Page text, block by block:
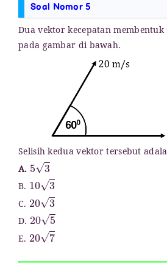
Soal Nomor 5
Dua vektor kecepatan
pada gambar di bawah.
Selisih kedua vektor tersebut
A.53
B. 10 3
C. 203
D. 205
E. 20 7